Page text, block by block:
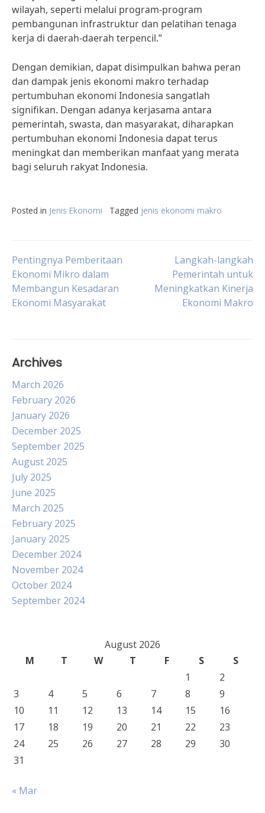
wilayah, seperti melalui program-program
pembangunan infrastruktur dan pelatihan tenaga
kerja di daerah-daerah terpencil.”
Dengan demikian, dapat disimpulkan bahwa peran
dan dampak jenis ekonomi makro terhadap
pertumbuhan ekonomi Indonesia sangatlah
signifikan. Dengan adanya kerjasama antara
pemerintah, swasta, dan masyarakat, diharapkan
pertumbuhan ekonomi Indonesia dapat terus
meningkat dan memberikan manfaat yang merata
bagi seluruh rakyat Indonesia.
Posted in Jenis Ekonomi Tagged jenis ekonomi makro
Post
navigation
Pentingnya Pemberitaan
Ekonomi Mikro dalam
Membangun Kesadaran
Ekonomi Masyarakat
Langkah-langkah
Pemerintah untuk
Meningkatkan Kinerja
Ekonomi Makro
Archives
March 2026
February 2026
January 2026
December 2025
September 2025
August 2025
July 2025
June 2025
March 2025
February 2025
January 2025
December 2024
November 2024
October 2024
September 2024
August 2026
M
T W T F S
S
1
2
3
4 5 6 7 8
9
10
11 12 13 14 15
16
17
18 19 20 21 22
23
24
25 26 27 28 29
30
31
« Mar